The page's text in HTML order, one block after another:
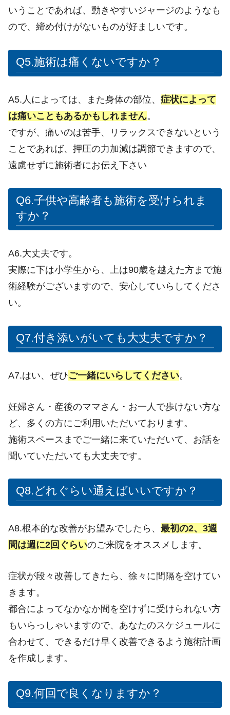
いうことであれば、動きやすいジャージのようなも
ので、締め付けがないものが好ましいです。
Q5.施術は痛くないですか？
A5.人によっては、また身体の部位、 症状によって
は痛いこともあるかもしれません。
ですが、痛いのは苦手、リラックスできないという
ことであれば、押圧の力加減は調節できますので、
遠慮せずに施術者にお伝え下さい
Q6.子供や高齢者も施術を受けられま
すか？
A6.大丈夫です。
実際に下は小学生から、上は90歳を越えた方まで施
術経験がございますので、安心していらしてくださ
い。
Q7.付き添いがいても大丈夫ですか？
A7.はい、ぜひご一緒にいらしてください。
妊婦さん・産後のママさん・お一人で歩けない方な
ど、多くの方にご利用いただいております。
施術スペースまでご一緒に来ていただいて、お話を
聞いていただいても大丈夫です。
Q8.どれぐらい通えばいいですか？
A8.根本的な改善がお望みでしたら、 最初の2、3週
間は週に2回ぐらいのご来院をオススメします。
症状が段々改善してきたら、徐々に間隔を空けてい
きます。
都合によってなかなか間を空けずに受けられない方
もいらっしゃいますので、あなたのスケジュールに
合わせて、できるだけ早く改善できるよう施術計画
を作成します。
Q9.何回で良くなりますか？